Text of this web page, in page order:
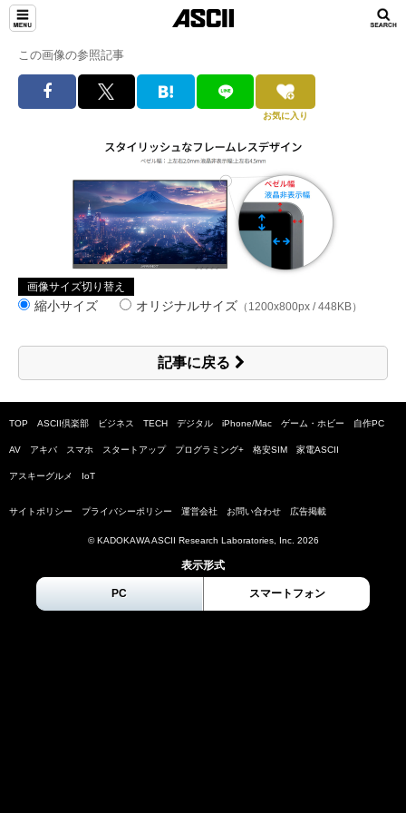
この画像の参照記事
お気に入り
画像サイズ切り替え
縮小サイズ オリジナルサイズ （1200x800px / 448KB）
記事に戻る
TOP ASCII倶楽部 ビジネス TECH デジタル iPhone/Mac ゲーム・ホビー 自作PC
AV アキバ スマホ スタートアップ プログラミング+ 格安SIM 家電ASCII
アスキーグルメ IoT
サイトポリシー プライバシーポリシー 運営会社 お問い合わせ 広告掲載
© KADOKAWA ASCII Research Laboratories, Inc. 2026
表示形式
PC スマートフォン